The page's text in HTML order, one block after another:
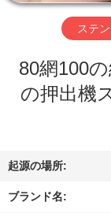
私
達
つ
い
ステ
80網100
の押出機
起源の場所:
ブランド名: